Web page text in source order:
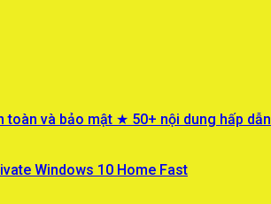
và bảo mật ★ 50+ nội dung hấp dẫn
Windows 10 Home Fast